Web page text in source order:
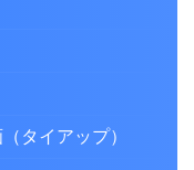
タイアップ）